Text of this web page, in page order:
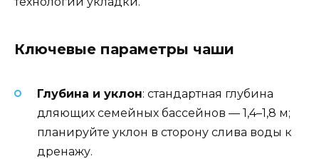
Ключевые параметры чаши
Глубина и уклон: стандартная глубина
дляющих семейных бассейнов — 1,4–1,8 м;
планируйте уклон в сторону слива воды к
дренажу.